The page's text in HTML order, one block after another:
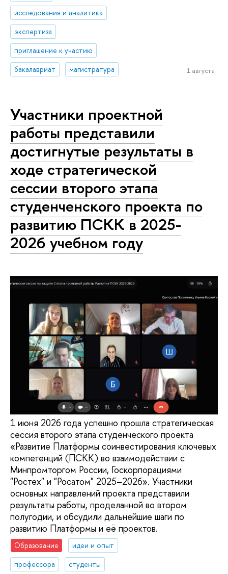
исследования и аналитика
экспертиза
приглашение к участию
бакалавриат
магистратура 1 августа
Участники проектной
работы представили
достигнутые результаты в
ходе стратегической
сессии второго этапа
студенченского проекта по
развитию ПСКК в 2025-
2026 учебном году
1 июня 2026 года успешно прошла стратегическая
сессия второго этапа студенческого проекта
«Развитие Платформы соинвестирования ключевых
компетенций (ПСКК) во взаимодействии с
Минпромторгом России, Госкорпорациями
"Ростех" и "Росатом" 2025–2026». Участники
основных направлений проекта представили
результаты работы, проделанной во втором
полугодии, и обсудили дальнейшие шаги по
развитию Платформы и её проектов.
Образование
идеи и опыт
профессора
студенты